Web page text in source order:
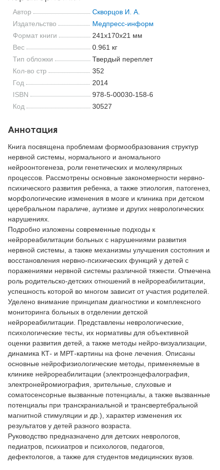
Автор
Скворцов И. А.
Издательство
Медпресс-информ
Формат книги
241x170x21 мм
Вес
0.961 кг
Тип обложки
Твердый переплет
Кол-во стр
352
Год
2014
ISBN
978-5-00030-158-6
Код
30527
Аннотация
Книга посвящена проблемам формообразования структур
нервной системы, нормального и аномального
нейроонтогенеза, роли генетических и молекулярных
процессов. Рассмотрены основные закономерности нервно-
психического развития ребенка, а также этиология, патогенез,
морфологические изменения в мозге и клиника при детском
церебральном параличе, аутизме и других неврологических
нарушениях.
Подробно изложены современные подходы к
нейрореабилитации больных с нарушениями развития
нервной системы, а также механизмы улучшения состояния и
восстановления нервно-психических функций у детей с
поражениями нервной системы различной тяжести. Отмечена
роль родительско-детских отношений в нейрореабилитации,
успешность которой во многом зависит от участия родителей.
Уделено внимание принципам диагностики и комплексного
мониторинга больных в отделении детской
нейрореабилитации. Представлены неврологические,
психологические тесты, их нормативы для объективной
оценки развития детей, а также методы нейро-визуализации,
динамика КТ- и МРТ-картины на фоне лечения. Описаны
основные нейрофизиологические методы, применяемые в
клинике нейрореабилитации (электроэнцефалография,
электронейромиография, зрительные, слуховые и
соматосенсорные вызванные потенциалы, а также вызванные
потенциалы при транскраниальной и трансвертебральной
магнитной стимуляции и др.), характер изменения их
результатов у детей разного возраста.
Руководство предназначено для детских неврологов,
педиатров, психиатров и психологов, педагогов,
дефектологов, а также для студентов медицинских вузов.